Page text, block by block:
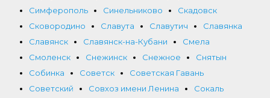
Симферополь
Синельниково
Скадовск
Сковородино
Славута Славутич
Славянка
Славянск
Славянск-на-Кубани
Смела
Смоленск
Снежинск Снежное
Снятын
Собинка
Советск
Советская Гавань
Советский
Совхоз имени Ленина
Сокаль